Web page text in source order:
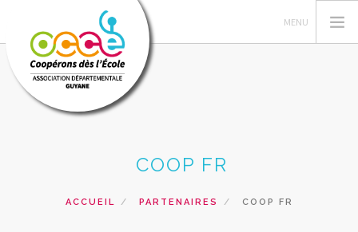
GERER SA COOPERATIVECOOP FR
ACCUEIL PARTENAIRES COOP FR